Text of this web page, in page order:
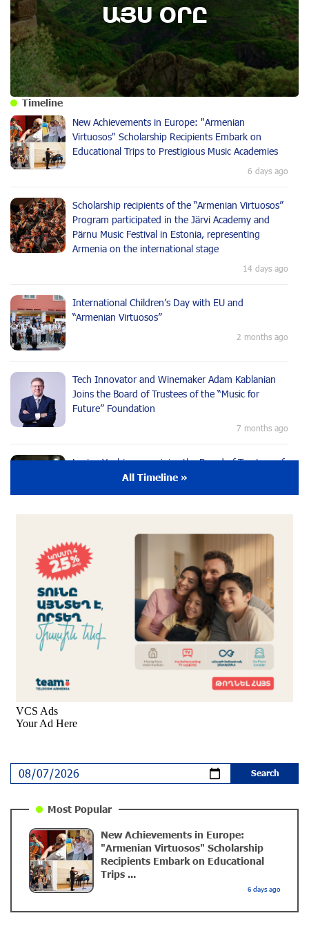
ԱՅՍ ՕՐԸ
Timeline
New Achievements in Europe: "Armenian
Virtuosos" Scholarship Recipients Embark on
Educational Trips to Prestigious Music Academies
6 days ago
Scholarship recipients of the “Armenian Virtuosos”
Program participated in the Järvi Academy and
Pärnu Music Festival in Estonia, representing
Armenia on the international stage
14 days ago
International Children’s Day with EU and
“Armenian Virtuosos”
2 months ago
Tech Innovator and Winemaker Adam Kablanian
Joins the Board of Trustees of the “Music for
Future” Foundation
7 months ago
Lusine Yeghiazaryan joins the Board of Trustees of
the Music for the Future Foundation
9 months ago
Young Musician from the “Born in Artsakh”
Program, Arsen Safaryan, Performed at the
Anniversary Concert of the “Artis Futura”
Foundation with the Moscow “Russian
Philharmonia” Symphony Orchestra
9 months ago
Young Musicians of the “Born in Artsakh” Program
Bring the Voice of Artsakh to Moscow
9 months ago
The Sound of Artsakh in the USA
Educational Trip and First U.S. Concert of the Music
for Future Foundation’s Young Musicians
10 months ago
Empowering the Next Generation of Armenian
Talents: “Music for Future” Foundation’s First
Concert in the U.S.
All Timeline »
Most Popular
New Achievements in Europe:
"Armenian Virtuosos" Scholarship
Recipients Embark on Educational
Trips ...
6 days ago